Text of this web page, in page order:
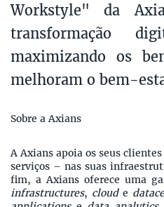
Workstyle" da
transformação
maximizando os
melhoram o bem-
Sobre a Axians
A Axians apoia os seus
serviços – nas suas
fim, a Axians oferece uma
infrastructures, cloud e